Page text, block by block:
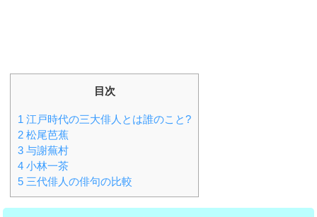
目次
1 江戸時代の三大俳人とは誰のこと?
2 松尾芭蕉
3 与謝蕪村
4 小林一茶
5 三代俳人の俳句の比較